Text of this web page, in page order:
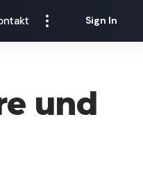
Sign In
und